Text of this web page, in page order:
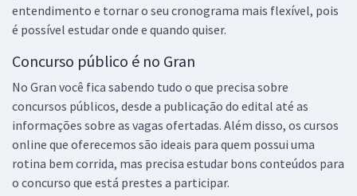
entendimento e tornar o seu cronograma mais flexível, pois
é possível estudar onde e quando quiser.
Concurso público é no Gran
No Gran você fica sabendo tudo o que precisa sobre
concursos públicos, desde a publicação do edital até as
informações sobre as vagas ofertadas. Além disso, os cursos
online que oferecemos são ideais para quem possui uma
rotina bem corrida, mas precisa estudar bons conteúdos para
o concurso que está prestes a participar.